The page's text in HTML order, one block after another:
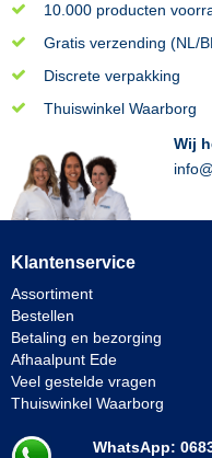
10.000 producten
Gratis verzending (NL/
Discrete verpakking
Thuiswinkel Waarborg
Wij
Klantenservice
Assortiment
Bestellen
Betaling en bezorging
Afhaalpunt Ede
Veel gestelde vragen
Thuiswinkel Waarborg
WhatsApp: